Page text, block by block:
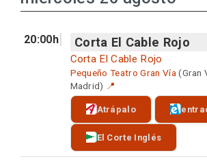
20:00h Corta El Cable Rojo
Corta El Cable Rojo
Pequeño Teatro Gran Vía (Gran
Madrid) 📍
Atrápalo
El Corte Inglés